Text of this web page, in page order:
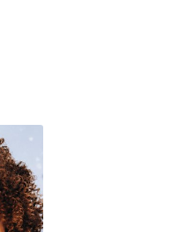
te kiezen, in te
e-mailadressen van de
mailing instellen en
invoeren en
mailing wilt laten